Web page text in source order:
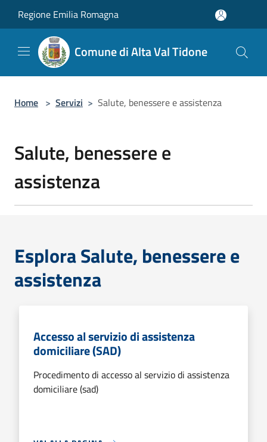
Regione Emilia Romagna
Comune di Alta Val Tidone
Home > Servizi > Salute, benessere e assistenza
Salute, benessere e
assistenza
Esplora Salute, benessere e
assistenza
Accesso al servizio di assistenza
domiciliare (SAD)
Procedimento di accesso al servizio di assistenza
domiciliare (sad)